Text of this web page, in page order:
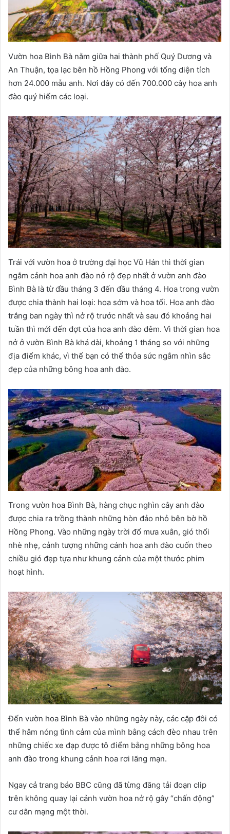
Vườn hoa Bình Bà nằm giữa hai thành phố Quý Dương và
An Thuận, tọa lạc bên hồ Hồng Phong với tổng diện tích
hơn 24.000 mẫu anh. Nơi đây có đến 700.000 cây hoa anh
đào quý hiếm các loại.
Trái với vườn hoa ở trường đại học Vũ Hán thì thời gian
ngắm cảnh hoa anh đào nở rộ đẹp nhất ở vườn anh đào
Bình Bà là từ đầu tháng 3 đến đầu tháng 4. Hoa trong vườn
được chia thành hai loại: hoa sớm và hoa tối. Hoa anh đào
trắng ban ngày thì nở rộ trước nhất và sau đó khoảng hai
tuần thì mới đến đợt của hoa anh đào đêm. Vì thời gian hoa
nở ở vườn Bình Bà khá dài, khoảng 1 tháng so với những
địa điểm khác, vì thế bạn có thể thỏa sức ngắm nhìn sắc
đẹp của những bông hoa anh đào.
Trong vườn hoa Bình Bà, hàng chục nghìn cây anh đào
được chia ra trồng thành những hòn đảo nhỏ bên bờ hồ
Hồng Phong. Vào những ngày trời đổ mưa xuân, gió thổi
nhè nhẹ, cảnh tượng những cánh hoa anh đào cuốn theo
chiều gió đẹp tựa như khung cảnh của một thước phim
hoạt hình.
Đến vườn hoa Bình Bà vào những ngày này, các cặp đôi có
thể hâm nóng tình cảm của mình bằng cách đèo nhau trên
những chiếc xe đạp được tô điểm bằng những bông hoa
anh đào trong khung cảnh hoa rơi lãng mạn.
Ngay cả trang báo BBC cũng đã từng đăng tải đoạn clip
trên không quay lại cảnh vườn hoa nở rộ gây “chấn động”
cư dân mạng một thời.